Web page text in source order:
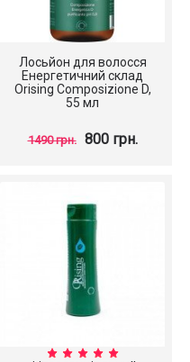
Лосьйон для волосся
Енергетичний склад
Orising Composizione D,
55 мл
1490 грн. 800 грн.